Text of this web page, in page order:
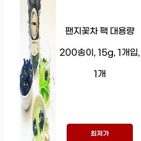
팬지꽃차 팩 대용량
200송이, 15g, 1개입,
1개
최저가